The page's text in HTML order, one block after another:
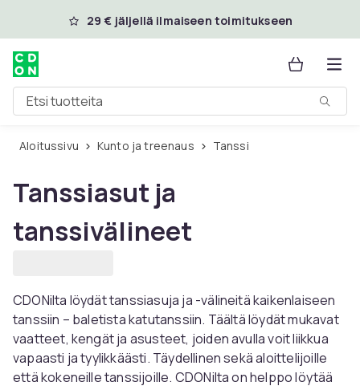
Ohita ja siirry pääsisältöön
29 € jäljellä ilmaiseen toimitukseen
Etsi tuotteita
Aloitussivu Kunto ja treenaus Tanssi
Tanssiasut ja
tanssivälineet
CDONilta löydät tanssiasuja ja -välineitä kaikenlaiseen
tanssiin – baletista katutanssiin. Täältä löydät mukavat
vaatteet, kengät ja asusteet, joiden avulla voit liikkua
vapaasti ja tyylikkäästi. Täydellinen sekä aloittelijoille
että kokeneille tanssijoille. CDONilta on helppo löytää